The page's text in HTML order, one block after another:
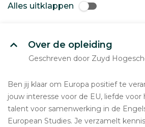
Alles uitklappen
Over de opleiding
Geschreven door Zuyd
Ben jij klaar om Europa positief te
jouw in­te­res­se voor de EU, liefde
talent voor sa­men­wer­king in de
European Studies. Je ver­za­melt